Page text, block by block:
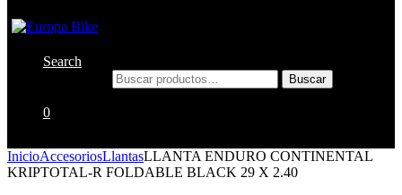
Search
Buscar
0
InicioAccesoriosLlantasLLANTA ENDURO CONTINENTAL
KRIPTOTAL-R FOLDABLE BLACK 29 X 2.40